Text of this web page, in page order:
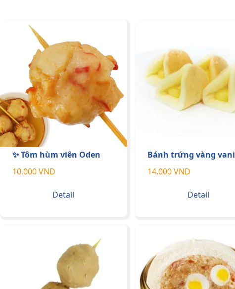
✨ Tôm hùm viên Oden
10.000 VND
Detail
Bánh trứng vàng vani
14.000 VND
Detail